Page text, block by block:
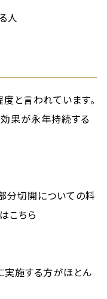
人
と言われています。
果が永年持続する
分切開についての料
こちら
実施する方がほとん